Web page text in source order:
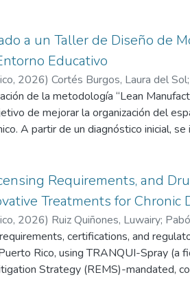
a un Taller de Diseño de
Educativo
, 2026) Cortés Burgos, Laura del Sol;
de la metodología “Lean
de mejorar la organización del
A partir de un diagnóstico inicial,
acción, integrando
de procesos. Los
15 a 5 minutos por sesión, así como
al 6.5% del tiempo de clase.
mejora la eficiencia operativa, sino
Requirements, and
Treatments for Chronic
, 2026) Ruiz Quiñones, Luwairy;
certifications, and
Rico, using TRANQUI-Spray (a
Strategy (REMS)-mandated,
market dynamics, limit competition,